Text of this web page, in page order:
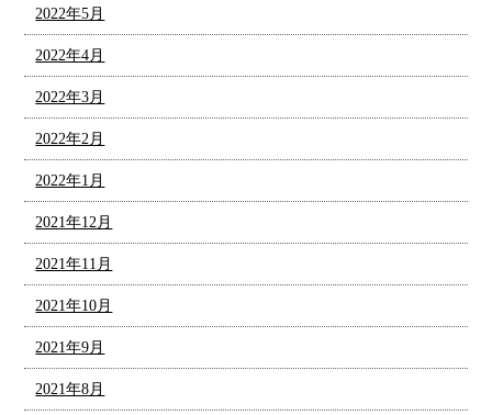
2022年5月
2022年4月
2022年3月
2022年2月
2022年1月
2021年12月
2021年11月
2021年10月
2021年9月
2021年8月